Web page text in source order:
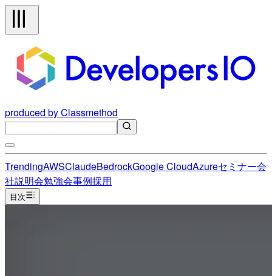
produced by Classmethod
TrendingAWSClaudeBedrockGoogle CloudAzureセミナー会
社説明会勉強会事例採用
目次